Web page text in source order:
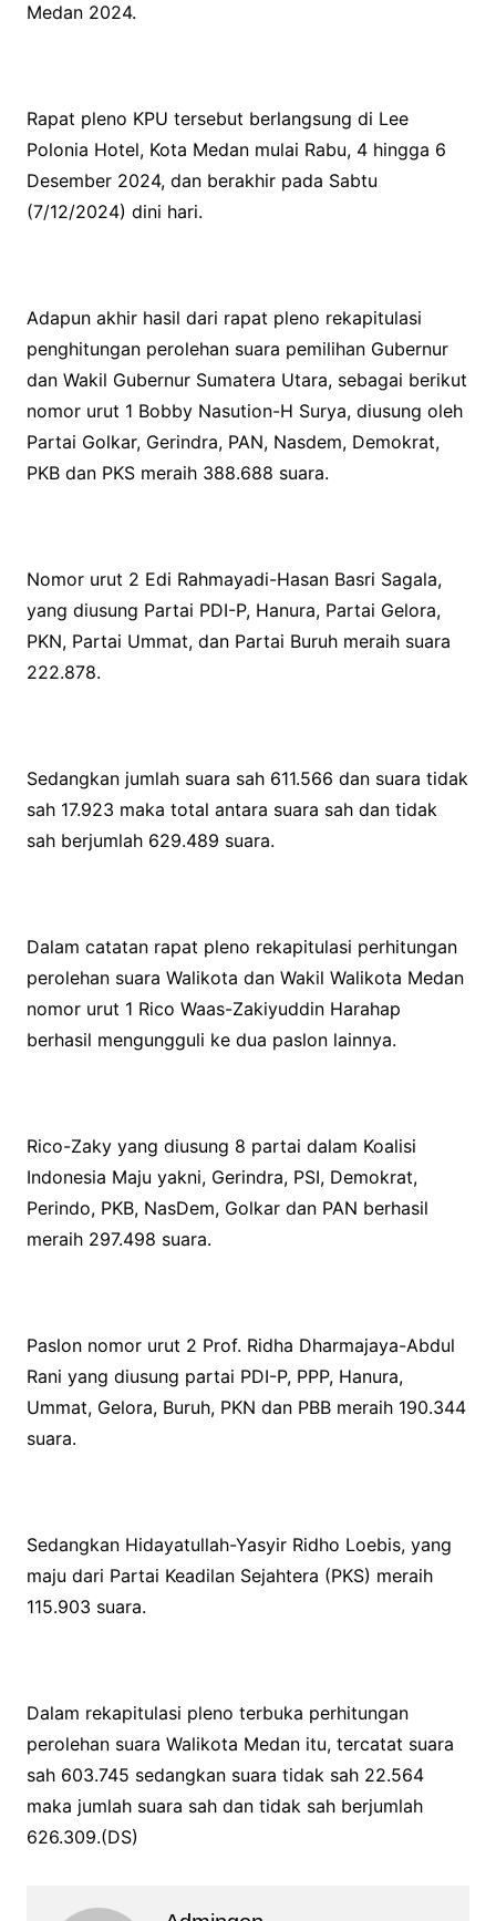
Medan 2024.
Rapat pleno KPU tersebut berlangsung di Lee
Polonia Hotel, Kota Medan mulai Rabu, 4 hingga 6
Desember 2024, dan berakhir pada Sabtu
(7/12/2024) dini hari.
Adapun akhir hasil dari rapat pleno rekapitulasi
penghitungan perolehan suara pemilihan Gubernur
dan Wakil Gubernur Sumatera Utara, sebagai berikut
nomor urut 1 Bobby Nasution-H Surya, diusung oleh
Partai Golkar, Gerindra, PAN, Nasdem, Demokrat,
PKB dan PKS meraih 388.688 suara.
Nomor urut 2 Edi Rahmayadi-Hasan Basri Sagala,
yang diusung Partai PDI-P, Hanura, Partai Gelora,
PKN, Partai Ummat, dan Partai Buruh meraih suara
222.878.
Sedangkan jumlah suara sah 611.566 dan suara tidak
sah 17.923 maka total antara suara sah dan tidak
sah berjumlah 629.489 suara.
Dalam catatan rapat pleno rekapitulasi perhitungan
perolehan suara Walikota dan Wakil Walikota Medan
nomor urut 1 Rico Waas-Zakiyuddin Harahap
berhasil mengungguli ke dua paslon lainnya.
Rico-Zaky yang diusung 8 partai dalam Koalisi
Indonesia Maju yakni, Gerindra, PSI, Demokrat,
Perindo, PKB, NasDem, Golkar dan PAN berhasil
meraih 297.498 suara.
Paslon nomor urut 2 Prof. Ridha Dharmajaya-Abdul
Rani yang diusung partai PDI-P, PPP, Hanura,
Ummat, Gelora, Buruh, PKN dan PBB meraih 190.344
suara.
Sedangkan Hidayatullah-Yasyir Ridho Loebis, yang
maju dari Partai Keadilan Sejahtera (PKS) meraih
115.903 suara.
Dalam rekapitulasi pleno terbuka perhitungan
perolehan suara Walikota Medan itu, tercatat suara
sah 603.745 sedangkan suara tidak sah 22.564
maka jumlah suara sah dan tidak sah berjumlah
626.309.(DS)